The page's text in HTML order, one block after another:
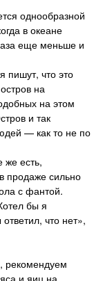
однообразной
в океане
еще меньше и
пишут, что это
на
на этом
и так
— как то не по
же есть,
продаже сильно
с фантой.
бы я
что нет»,
рекомендуем
и яиц на